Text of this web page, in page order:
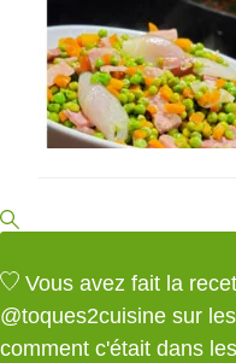
Vous avez fait la
@toques2cuisine sur
comment c'était dans